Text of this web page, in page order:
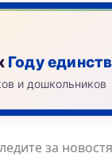
Году
и дошкольников
за